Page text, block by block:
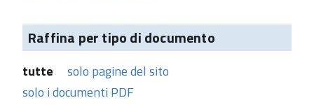
Raffina per tipo di documento
tutte
solo pagine del sito
solo i documenti PDF